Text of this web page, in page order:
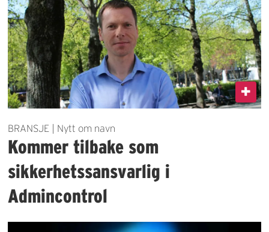
BRANSJE | Nytt om navn
Kommer tilbake som
sikkerhetssansvarlig i
Admincontrol